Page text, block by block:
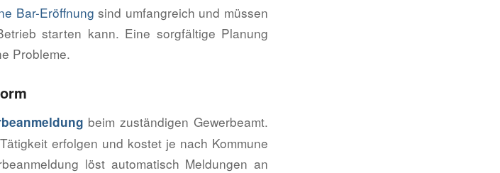
Bar-Eröffnung sind umfangreich und müssen
starten kann. Eine sorgfältige Planung
Probleme.
beim zuständigen Gewerbeamt.
erfolgen und kostet je nach Kommune
löst automatisch Meldungen an